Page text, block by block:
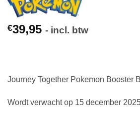
€39,95 - incl. btw
Journey Together Pokemon Booster
Wordt verwacht op 15 december